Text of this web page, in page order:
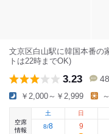
文京区白山駅に韓国本番の
トは22時までOK)
3.23 48
￥2,000～￥2,999
空席
情報
土
8/8
日
9